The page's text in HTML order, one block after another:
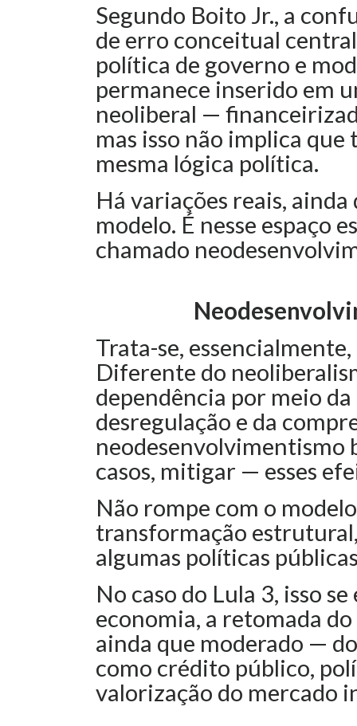
Segundo Boito Jr., a
de erro conceitual
política de governo e
permanece inserido em
neoliberal —
mas isso não implica
mesma lógica política.
Há variações reais,
modelo. É nesse espaço
chamado
Trata-se,
Diferente do
dependência por meio
desregulação e da
neodesenvolvimentismo
casos, mitigar — esses
Não rompe com o
transformação
algumas políticas
No caso do Lula 3, isso
economia, a retomada
ainda que moderado —
como crédito público,
valorização do mercado